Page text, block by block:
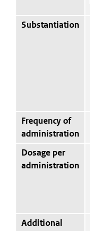
Substantiation
Frequency of
administration
Dosage per
administration
Additional